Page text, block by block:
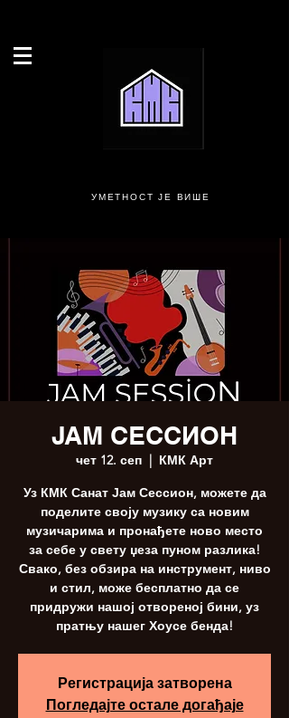
УМЕТНОСТ ЈЕ ВИШЕ
ЈАМ СЕССИОН
чет 12. сеп
  |
КМК Арт
Уз КМК Санат Јам Сессион, можете да
поделите своју музику са новим
музичарима и пронађете ново место
за себе у свету џеза пуном разлика!
Свако, без обзира на инструмент, ниво
и стил, може бесплатно да се
придружи нашој отвореној бини, уз
пратњу нашег Хоусе бенда!
Регистрација затворена
Погледајте остале догађаје